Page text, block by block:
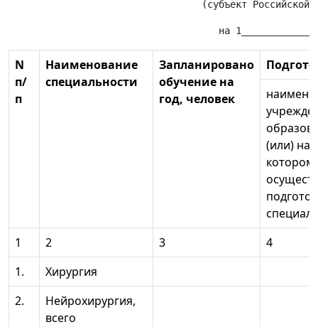
N
п/
п
Наименование
специальности
Запланировано
обучение на
год, человек
(или)
котором
1
2 3
4
1.
Хирургия
2.
Нейрохирургия,
всего